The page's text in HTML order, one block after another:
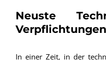
Neuste
Verpflichtungen
In einer Zeit, in der